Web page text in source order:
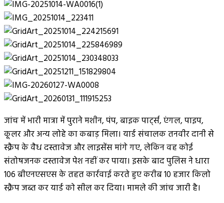
जांच में भारी मात्रा में पुराने मशीन, पंप, बाइक पार्ट्स, एंगल, पाइप,
कूलर और अन्य लोहे का कबाड़ मिला। यार्ड संचालक तनवीर दानी से
स्क्रैप के वैध दस्तावेज और लाइसेंस मांगे गए, लेकिन वह कोई
संतोषजनक दस्तावेज पेश नहीं कर पाया। इसके बाद पुलिस ने धारा
106 बीएनएसएस के तहत कार्रवाई करते हुए करीब 10 हजार किलो
स्क्रैप जब्त कर यार्ड को सील कर दिया। मामले की जांच जारी है।